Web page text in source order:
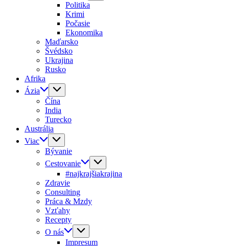
Politika
Krimi
Počasie
Ekonomika
Maďarsko
Švédsko
Ukrajina
Rusko
Afrika
Ázia
Čína
India
Turecko
Austrália
Viac
Bývanie
Cestovanie
#najkrajšiakrajina
Zdravie
Consulting
Práca & Mzdy
Vzťahy
Recepty
O nás
Impresum